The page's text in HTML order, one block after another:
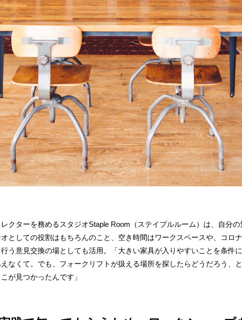
クターを務めるスタジオStaple Room（ステイプルルーム）は、自分
としての役割はもちろんのこと、空き時間はワークスペースや、コロ
う意見交換の場としても活用。「大きい家具が入りやすいことを条件
なくて。でも、フォークリフトが扱える場所を探したらどうだろう、
が見つかったんです」